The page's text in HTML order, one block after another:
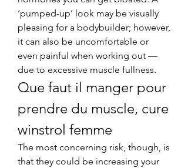
‘pumped-up’ look may be visually
pleasing for a bodybuilder; however,
it can also be uncomfortable or
even painful when working out —
due to excessive muscle fullness.
Que faut il manger pour
prendre du muscle, cure
winstrol femme
The most concerning risk, though, is
that they could be increasing your